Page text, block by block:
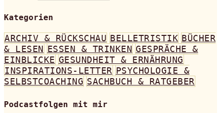
Kategorien
ARCHIV & RÜCKSCHAU BELLETRISTIK BÜCHER
& LESEN ESSEN & TRINKEN GESPRÄCHE &
EINBLICKE GESUNDHEIT & ERNÄHRUNG
INSPIRATIONS-LETTER PSYCHOLOGIE &
SELBSTCOACHING SACHBUCH & RATGEBER
Podcastfolgen mit mir